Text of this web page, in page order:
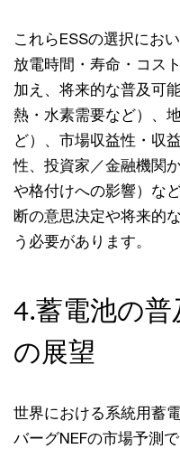
これらESSの選択にお
放電時間・寿命・コス
加え、将来的な普及可
熱・水素需要など）、
ど）、市場収益性・収
性、投資家／金融機関
や格付けへの影響）な
断の意思決定や将来的
う必要があります。
4.蓄電池の
の展望
世界における系統用蓄
バーグNEFの市場予測